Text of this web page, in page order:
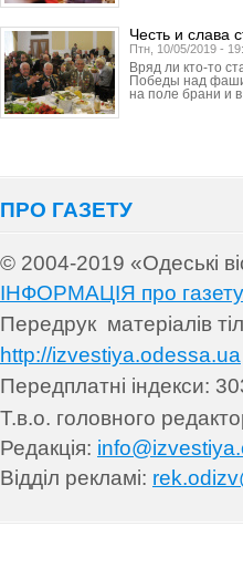
Честь и слава
Птн, 10/05/2019 -
Вряд ли кто-то
Победы над
на поле брани и
ПРО ГАЗЕТУ
© 2004-2019 «Одеські
ІНФОРМАЦІЯ про
Передрук матеріалів т
http://izvestiya.odessa.ua
Передплатні індекси: 30
Т.в.о. головного
Редакція:
Відділ рекламі: